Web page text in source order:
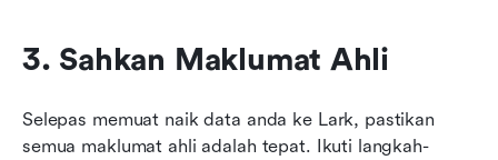
3. Sahkan Maklumat Ahli
Selepas memuat naik data anda ke Lark, pastikan
semua maklumat ahli adalah tepat. Ikuti langkah-